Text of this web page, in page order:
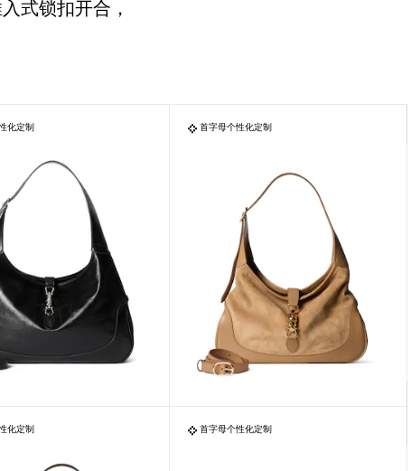
式锁扣开合，
化定制 首字母个性化定制
化定制 首字母个性化定制